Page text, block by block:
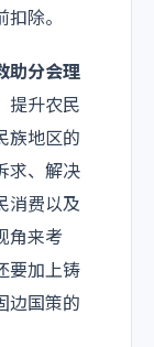
除。
分会理
提升农民
族地区的
求、解决
消费以及
角来考
要加上铸
边国策的